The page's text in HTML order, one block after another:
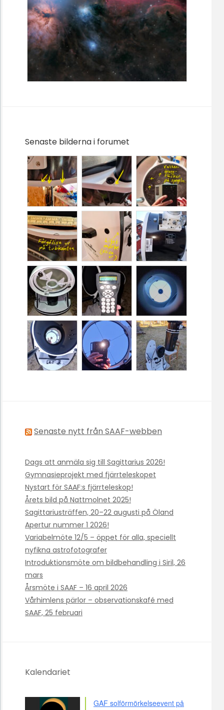
Senaste bilderna i forumet
Senaste nytt från SAAF-webben
Dags att anmäla sig till Sagittarius 2026!
Gymnasieprojekt med fjärrteleskopet
Nystart för SAAF:s fjärrteleskop!
Årets bild på Nattmolnet 2025!
Sagittariusträffen, 20–22 augusti på Öland
Apertur nummer 1 2026!
Variabelmöte 12/5 – öppet för alla, speciellt
nyfikna astrofotografer
Introduktionsmöte om bildbehandling i Siril, 26
mars
Årsmöte i SAAF – 16 april 2026
Vårhimlens pärlor – observationskafé med
SAAF, 25 februari
Kalendariet
GAF solförmörkelseevent på